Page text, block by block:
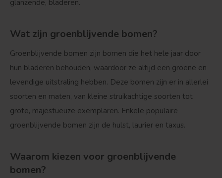
glanzende, bladeren.
Wat zijn groenblijvende bomen?
Groenblijvende bomen zijn bomen die het hele jaar door
hun bladeren behouden, waardoor ze altijd een groene en
levendige uitstraling hebben. Deze bomen zijn er in allerlei
soorten en maten, van kleine struikachtige soorten tot
grote, majestueuze exemplaren. Enkele populaire
groenblijvende bomen zijn de hulst, laurier en taxus.
Waarom kiezen voor groenblijvende
bomen?